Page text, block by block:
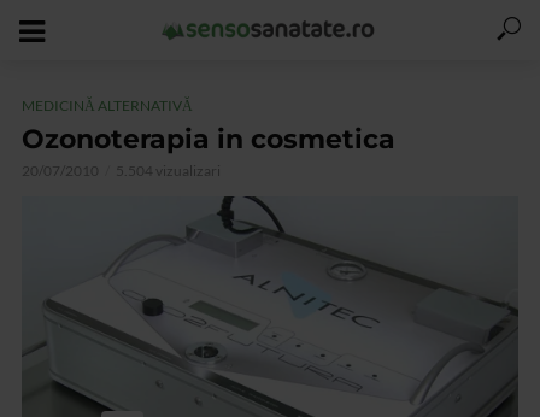
MEDICINĂ ALTERNATIVĂ
Ozonoterapia in cosmetica
20/07/2010 5.504 vizualizari